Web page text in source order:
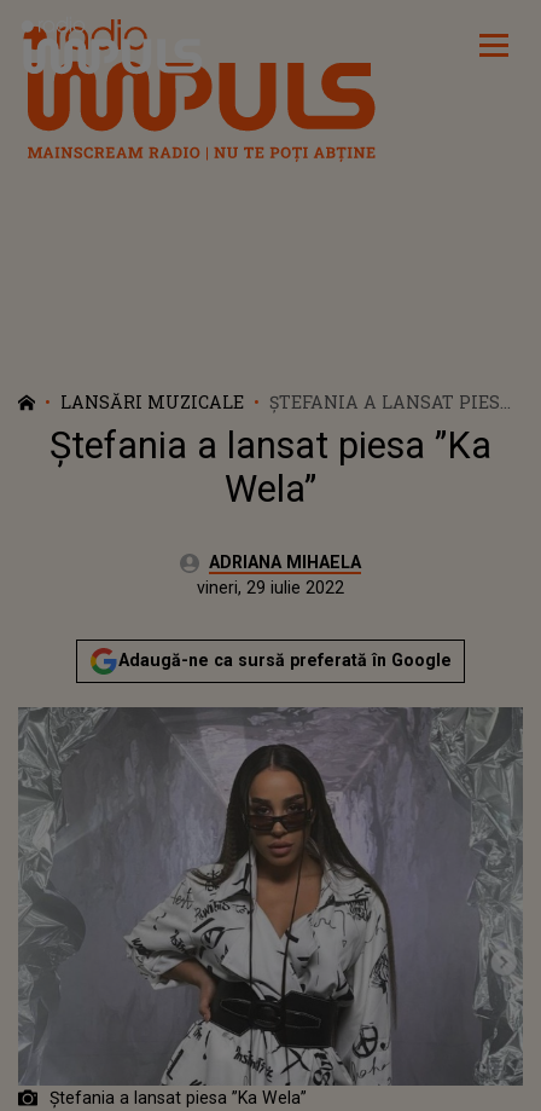
Radio Impuls
LANSĂRI MUZICALE
ȘTEFANIA A LANSAT PIESA
”KA WELA”
Ștefania a lansat piesa ”Ka
Wela”
Autor:ADRIANA MIHAELA
Actualizat:
vineri, 29 iulie 2022
Adaugă-ne ca sursă preferată în Google
Ștefania a lansat piesa ”Ka Wela”